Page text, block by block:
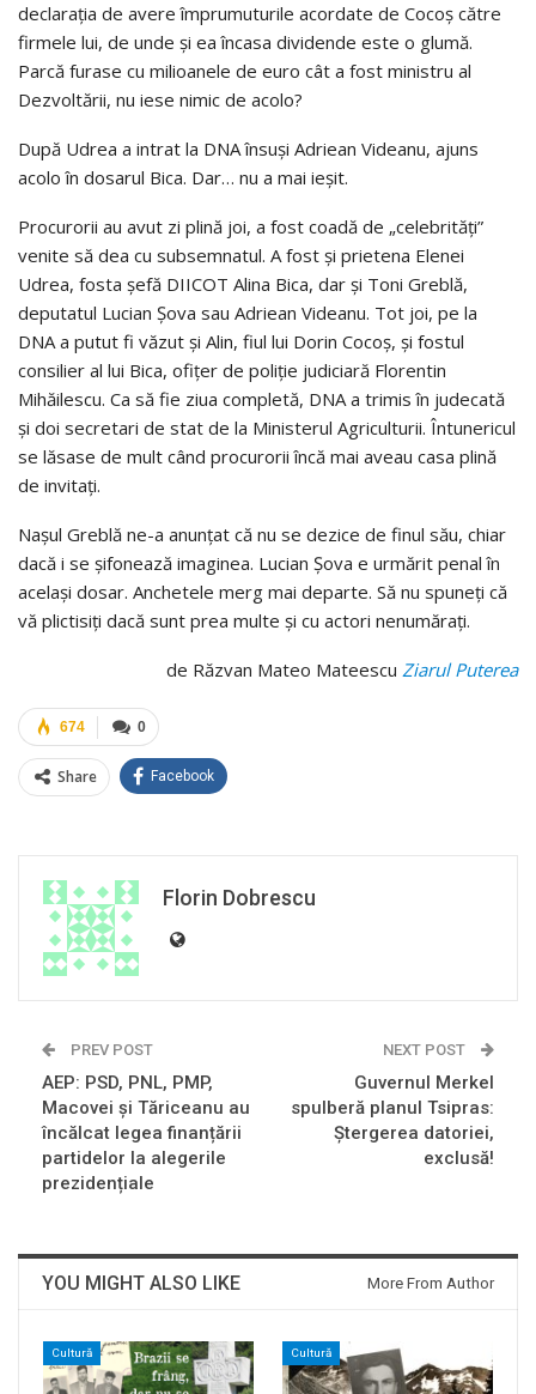
declarația de avere împrumuturile acordate de Cocoș către
firmele lui, de unde și ea încasa dividende este o glumă.
Parcă furase cu milioanele de euro cât a fost ministru al
Dezvoltării, nu iese nimic de acolo?
După Udrea a intrat la DNA însuși Adriean Videanu, ajuns
acolo în dosarul Bica. Dar… nu a mai ieșit.
Procurorii au avut zi plină joi, a fost coadă de „celebrități”
venite să dea cu subsemnatul. A fost și prietena Elenei
Udrea, fosta șefă DIICOT Alina Bica, dar și Toni Greblă,
deputatul Lucian Șova sau Adriean Videanu. Tot joi, pe la
DNA a putut fi văzut și Alin, fiul lui Dorin Cocoș, și fostul
consilier al lui Bica, ofițer de poliție judiciară Florentin
Mihăilescu. Ca să fie ziua completă, DNA a trimis în judecată
și doi secretari de stat de la Ministerul Agriculturii. Întunericul
se lăsase de mult când procurorii încă mai aveau casa plină
de invitați.
Nașul Greblă ne-a anunțat că nu se dezice de finul său, chiar
dacă i se șifonează imaginea. Lucian Șova e urmărit penal în
același dosar. Anchetele merg mai departe. Să nu spuneți că
vă plictisiți dacă sunt prea multe și cu actori nenumărați.
de Răzvan Mateo Mateescu Ziarul Puterea
0
674
Share Facebook
Florin Dobrescu
PREV POST
AEP: PSD, PNL, PMP,
Macovei și Tăriceanu au
încălcat legea finanțării
partidelor la alegerile
prezidențiale
NEXT POST
Guvernul Merkel
spulberă planul Tsipras:
Ștergerea datoriei,
exclusă!
YOU MIGHT ALSO LIKE More From Author
Cultură Cultură